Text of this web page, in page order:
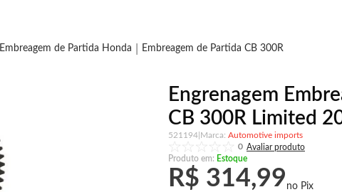
Embreagem de Partida Honda Embreagem de Partida CB 300R
Engrenagem
CB 300R Limited
521194
Automotive imports
0
Produto em: Estoque
R$ 314,99